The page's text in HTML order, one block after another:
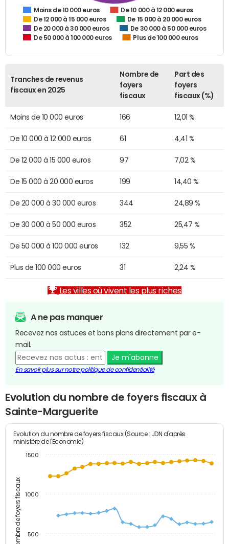
Moins de 10 000 euros
De 10 000 à 12 000 euros
De 12 000 à 15 000 euros
De 15 000 à 20 000 euros
De 20 000 à 30 000 euros
De 30 000 à 50 000 euros
De 50 000 à 100 000 euros
Plus de 100 000 euros
Tranches de revenus
fiscaux en 2025
Nombre de
foyers
fiscaux
Part des
foyers
fiscaux (%)
Moins de 10 000 euros 166 12,01 %
De 10 000 à 12 000 euros 61 4,41 %
De 12 000 à 15 000 euros 97 7,02 %
De 15 000 à 20 000 euros 199 14,40 %
De 20 000 à 30 000 euros 344 24,89 %
De 30 000 à 50 000 euros 352 25,47 %
De 50 000 à 100 000 euros 132 9,55 %
Plus de 100 000 euros 31 2,24 %
Les villes où vivent les plus riches
A ne pas manquer
Recevez nos astuces et bons plans directement par e-
mail.
Je m'abonne
En savoir plus sur notre politique de confidentialité
Evolution du nombre de foyers fiscaux à
Sainte-Marguerite
Nombre de foyers fiscaux
Evolution du nombre de foyers fiscaux (Source : JDN d'après
ministère de l'Economie)
500
1000
1500